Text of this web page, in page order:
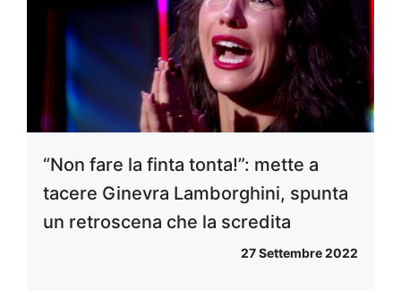
“Non fare la finta tonta!”: mette a
tacere Ginevra Lamborghini, spunta
un retroscena che la scredita
27 Settembre 2022